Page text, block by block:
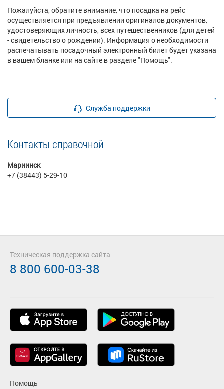
Пожалуйста, обратите внимание, что посадка на рейс
осуществляется при предъявлении оригиналов документов,
удостоверяющих личность, всех путешественников (для детей
- свидетельство о рождении). Информация о необходимости
распечатывать посадочный электронный билет будет указана
в вашем бланке или на сайте в разделе "Помощь".
Служба поддержки
Контакты справочной
Мариинск
+7 (38443) 5-29-10
Помощь
Техническая поддержка сайта
8 800 600-03-38